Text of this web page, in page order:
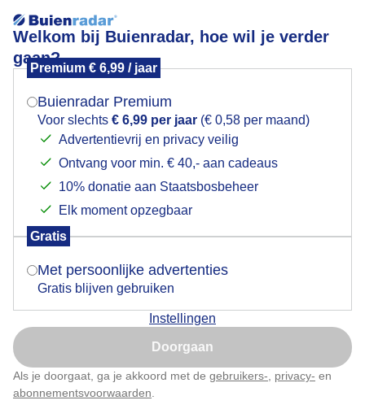
Welkom bij Buienradar, hoe wil je verder
gaan?
Premium € 6,99 / jaar
Buienradar Premium
Voor slechts € 6,99 per jaar (€ 0,58 per maand)
Advertentievrij en privacy veilig
Ontvang voor min. € 40,- aan cadeaus
10% donatie aan Staatsbosbeheer
Elk moment opzegbaar
Gratis
Met persoonlijke advertenties
Gratis blijven gebruiken
Instellingen
Doorgaan
Als je doorgaat, ga je akkoord met de gebruikers- privacy- en
abonnementsvoorwaarden
Vriendelijk weer met opbollende stapelwolken
Vriendelijk weer met opbollende stapelwolken
Door: Jos Hebben Gemaakt: 09-06-2026, 19x bekeken
Mogen we je locatie gebruiken voor het
Indien je hier nog geen akkoord op hebt gegeven,
verschijnt er zo een pop-up uit je browser waarin
Is goed, toon de popup
Nu niet, misschien later
Klik hierom dit aan te passen